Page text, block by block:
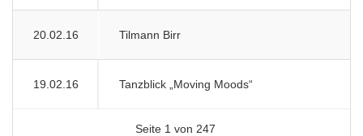
20.02.16 Tilmann Birr
19.02.16 Tanzblick „Moving Moods“
Seite 1 von 247